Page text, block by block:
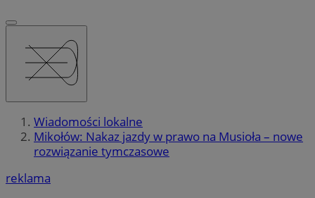
Wiadomości lokalne
Mikołów: Nakaz jazdy w prawo na Musioła – nowe
rozwiązanie tymczasowe
reklama